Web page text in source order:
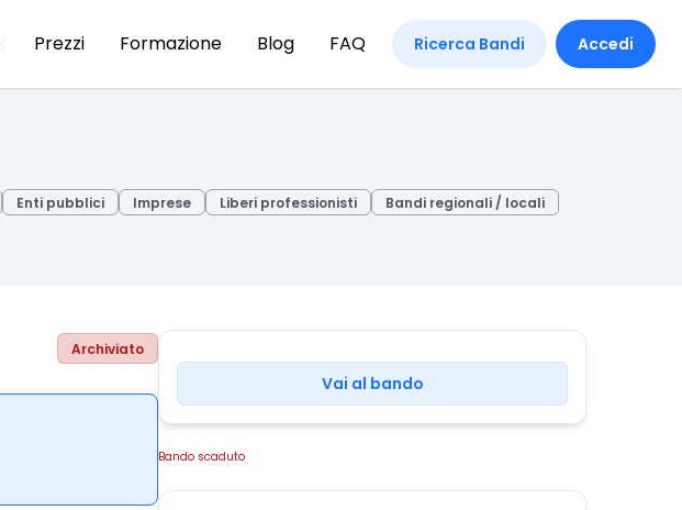
Prezzi Formazione Blog FAQ Ricerca Bandi Accedi
Enti pubblici Imprese Liberi professionisti
Bandi regionali / locali
Archiviato
Vai al bando
Bando scaduto